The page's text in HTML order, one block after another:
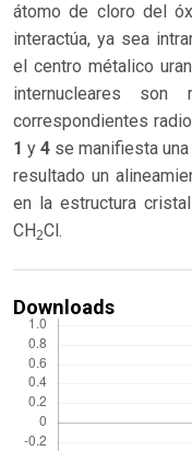
átomo de cloro del
interactúa, ya sea
el centro métalico
internucleares
correspondientes
1 y 4 se manifiesta
resultado un
en la estructura
CH2Cl.
Downloads